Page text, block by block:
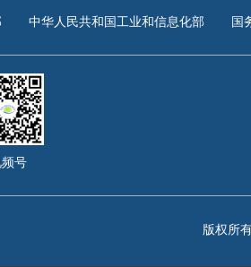
中华人民共和国工业和信息化部 国
号
版权所